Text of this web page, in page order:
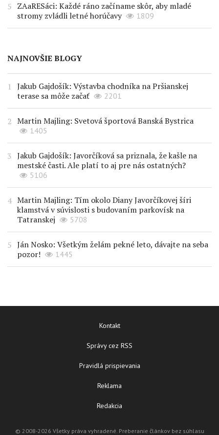
ZAaRESáci: Každé ráno začíname skôr, aby mladé
stromy zvládli letné horúčavy
1809
NAJNOVŠIE BLOGY
Jakub Gajdošík: Výstavba chodníka na Pršianskej
terase sa môže začať
2201
Martin Majling: Svetová športová Banská Bystrica
1405
Jakub Gajdošík: Javorčíková sa priznala, že kašle na
mestské časti. Ale platí to aj pre nás ostatných?
5106
Martin Majling: Tím okolo Diany Javorčíkovej šíri
klamstvá v súvislosti s budovaním parkovísk na
Tatranskej
5708
Ján Nosko: Všetkým želám pekné leto, dávajte na seba
pozor!
1445
Kontakt
Správy cez RSS
Pravidlá prispievania
Reklama
Redakcia
© 2008-2026 Všetky práva vyhradené. Preberanie článkov bez súhlasu